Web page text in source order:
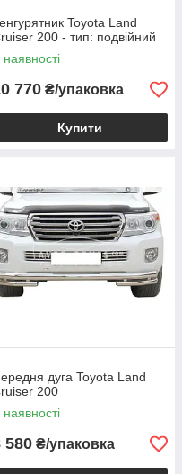
Toyota Land
200 - тип: подвійний
наявності
770 ₴/упаковка
Купити
дуга Toyota Land
200
наявності
580 ₴/упаковка